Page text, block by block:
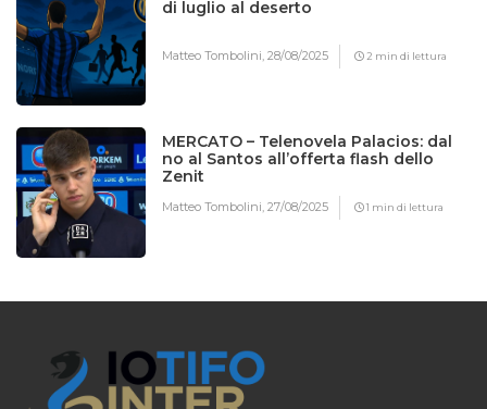
di luglio al deserto
Matteo Tombolini,28/08/2025 2 min di lettura
MERCATO – Telenovela Palacios: dal
no al Santos all’offerta flash dello
Zenit
Matteo Tombolini,27/08/2025 1 min di lettura